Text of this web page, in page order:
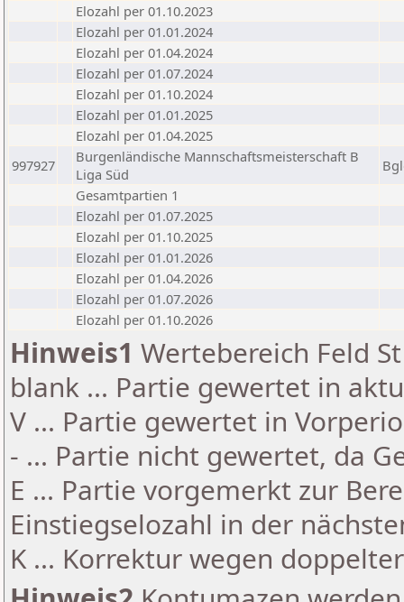
Elozahl per 01.10.2023
Elozahl per 01.01.2024
Elozahl per 01.04.2024
Elozahl per 01.07.2024
Elozahl per 01.10.2024
Elozahl per 01.01.2025
Elozahl per 01.04.2025
997927
Burgenländische Mannschaftsmeisterschaft B
Liga Süd
Gesamtpartien 1
Elozahl per 01.07.2025
Elozahl per 01.10.2025
Elozahl per 01.01.2026
Elozahl per 01.04.2026
Elozahl per 01.07.2026
Elozahl per 01.10.2026
Hinweis1 Wertebereich Feld
blank ... Partie gewertet in
V ... Partie gewertet in
- ... Partie nicht gewertet, da
E ... Partie vorgemerkt zur
Einstiegselozahl in der
K ... Korrektur wegen